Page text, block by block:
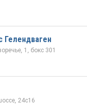
Гелендваген
1, бокс 301
24с16